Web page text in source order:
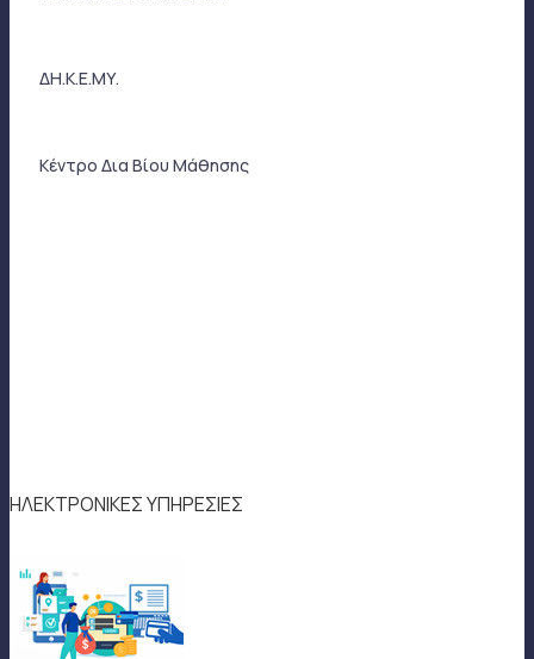
ΔΗ.Κ.Ε.ΜΥ.
Κέντρο Δια Βίου Μάθησης
ΗΛΕΚΤΡΟΝΙΚΕΣ ΥΠΗΡΕΣΙΕΣ